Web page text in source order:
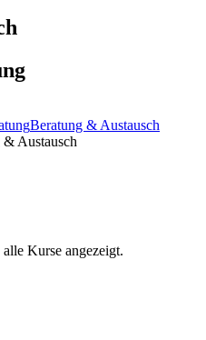
Beratung & Austausch
Austausch
Kurse angezeigt.